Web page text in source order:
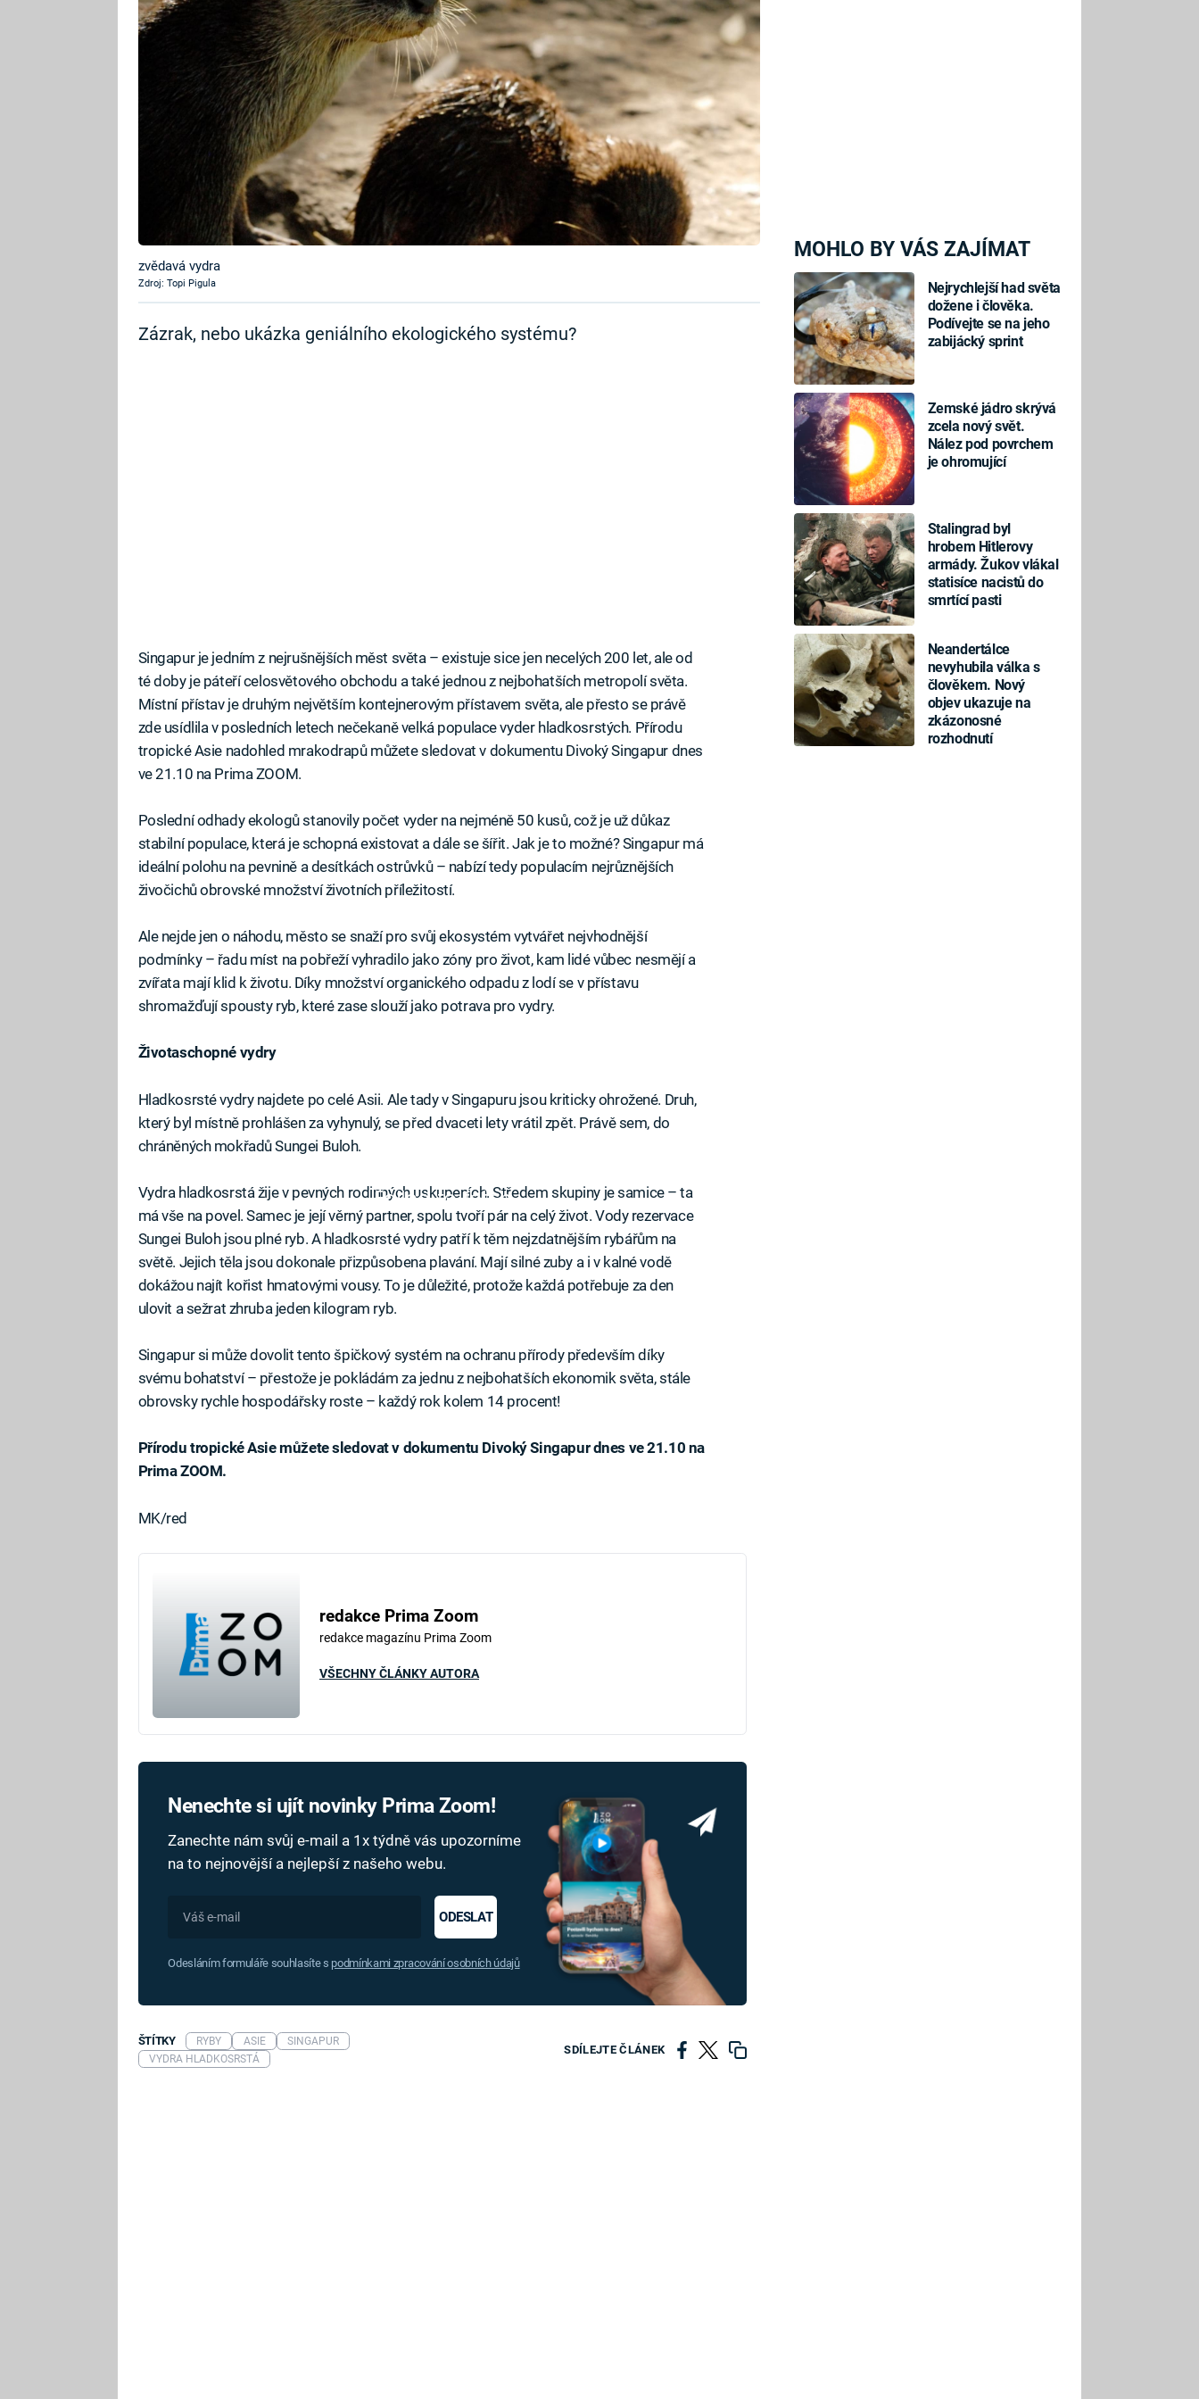
MOHLO BY VÁS ZAJÍMAT
Nejrychlejší had světa
dožene i člověka.
Podívejte se na jeho
zabijácký sprint
Zemské jádro skrývá
zcela nový svět.
Nález pod povrchem
je ohromující
Stalingrad byl
hrobem Hitlerovy
armády. Žukov vlákal
statisíce nacistů do
smrtící pasti
Neandertálce
nevyhubila válka s
člověkem. Nový
objev ukazuje na
zkázonosné
rozhodnutí
zvědavá vydra
Zdroj: Topi Pigula
Zázrak, nebo ukázka geniálního ekologického systému?
Singapur je jedním z nejrušnějších měst světa – existuje sice jen necelých 200 let, ale od
té doby je páteří celosvětového obchodu a také jednou z nejbohatších metropolí světa.
Místní přístav je druhým největším kontejnerovým přístavem světa, ale přesto se právě
zde usídlila v posledních letech nečekaně velká populace vyder hladkosrstých. Přírodu
tropické Asie nadohled mrakodrapů můžete sledovat v dokumentu Divoký Singapur dnes
ve 21.10 na Prima ZOOM.
Poslední odhady ekologů stanovily počet vyder na nejméně 50 kusů, což je už důkaz
stabilní populace, která je schopná existovat a dále se šířit. Jak je to možné? Singapur má
ideální polohu na pevnině a desítkách ostrůvků – nabízí tedy populacím nejrůznějších
živočichů obrovské množství životních příležitostí.
Ale nejde jen o náhodu, město se snaží pro svůj ekosystém vytvářet nejvhodnější
podmínky – řadu míst na pobřeží vyhradilo jako zóny pro život, kam lidé vůbec nesmějí a
zvířata mají klid k životu. Díky množství organického odpadu z lodí se v přístavu
shromažďují spousty ryb, které zase slouží jako potrava pro vydry.
Životaschopné vydry
Hladkosrsté vydry najdete po celé Asii. Ale tady v Singapuru jsou kriticky ohrožené. Druh,
který byl místně prohlášen za vyhynulý, se před dvaceti lety vrátil zpět. Právě sem, do
chráněných mokřadů Sungei Buloh.
Failed to fetch
Vydra hladkosrstá žije v pevných rodinných uskupeních. Středem skupiny je samice – ta
má vše na povel. Samec je její věrný partner, spolu tvoří pár na celý život. Vody rezervace
Sungei Buloh jsou plné ryb. A hladkosrsté vydry patří k těm nejzdatnějším rybářům na
světě. Jejich těla jsou dokonale přizpůsobena plavání. Mají silné zuby a i v kalné vodě
dokážou najít kořist hmatovými vousy. To je důležité, protože každá potřebuje za den
ulovit a sežrat zhruba jeden kilogram ryb.
Singapur si může dovolit tento špičkový systém na ochranu přírody především díky
svému bohatství – přestože je pokládám za jednu z nejbohatších ekonomik světa, stále
obrovsky rychle hospodářsky roste – každý rok kolem 14 procent!
Přírodu tropické Asie můžete sledovat v dokumentu Divoký Singapur dnes ve 21.10 na
Prima ZOOM.
MK/red
redakce Prima Zoom
redakce magazínu Prima Zoom
VŠECHNY ČLÁNKY AUTORA
Nenechte si ujít novinky Prima Zoom!
Zanechte nám svůj e-mail a 1x týdně vás upozorníme
na to nejnovější a nejlepší z našeho webu.
ODESLAT
Odesláním formuláře souhlasíte s podmínkami zpracování osobních údajů
SDÍLEJTE ČLÁNEK
ŠTÍTKY RYBY ASIE
SINGAPUR
VYDRA HLADKOSRSTÁ